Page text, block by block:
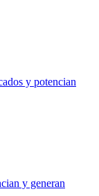
y potencian
y generan